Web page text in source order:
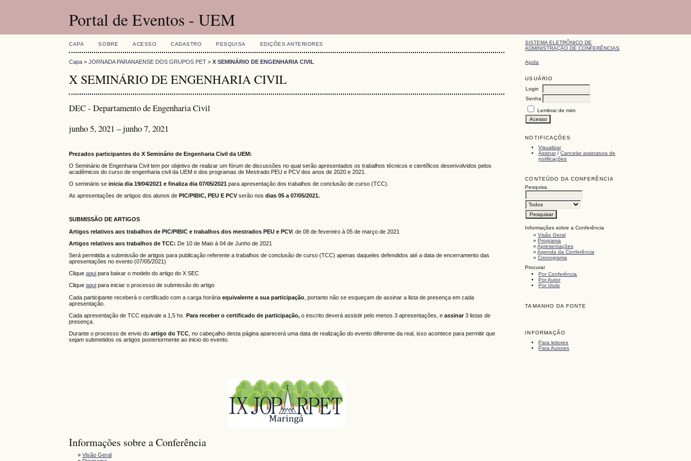
Portal de Eventos - UEM
SISTEMA ELETRÔNICO DE
ADMINISTRAÇÃO DE CONFERÊNCIAS
Ajuda
USUÁRIO
Login
Senha
Lembrar de mim
NOTIFICAÇÕES
Visualizar
Assinar/Cancelar assinatura de
notificações
CONTEÚDO DA CONFERÊNCIA
Pesquisa
Informações sobre a Conferência
»Visão Geral
»Programa
»Apresentações
»Agenda da Conferência
»Cronograma
Procurar
Por Conferência
Por Autor
Por título
TAMANHO DA FONTE
INFORMAÇÃO
Para leitores
Para Autores
CAPA SOBRE ACESSO CADASTRO PESQUISA EDIÇÕES ANTERIORES
Capa >JORNADA PARANAENSE DOS GRUPOS PET >X SEMINÁRIO DE ENGENHARIA CIVIL
X SEMINÁRIO DE ENGENHARIA CIVIL
DEC - Departamento de Engenharia Civil
junho 5, 2021 – junho 7, 2021
Prezados participantes do X Seminário de Engenharia Civil da UEM:
O Seminário de Engenharia Civil tem por objetivo de realizar um fórum de discussões no qual serão apresentados os trabalhos técnicos e científicos desenvolvidos pelos
acadêmicos do curso de engenharia civil da UEM e dos programas de Mestrado PEU e PCV dos anos de 2020 e 2021.
O seminário se inicia dia 19/04/2021 e finaliza dia 07/05/2021para apresentação dos trabalhos de conclusão de curso (TCC).
As apresentações de artigos dos alunos dePIC/PIBIC, PEU E PCVserão nosdias 05 a 07/05/2021.
SUBMISSÃO DE ARTIGOS
Artigos relativos aos trabalhos de PIC/PIBIC e trabalhos dos mestrados PEU e PCV:de 08 de fevereiro à 05 de março de 2021
Artigos relativos aos trabalhos de TCC: De 10 de Maio à 04 de Junho de 2021
Será permitida a submissão de artigos para publicação referente a trabalhos de conclusão de curso (TCC) apenas daqueles defendidos até a data de encerramento das
apresentações no evento (07/05/2021)
Cliqueaqui para baixar o modelo do artigo do X SEC
Cliqueaqui para iniciar o processo de submissão do artigo
Cada participante receberá o certificado com a carga horáriaequivalente a sua participação , portanto não se esqueçam de assinar a lista de presença em cada
apresentação.
Cada apresentação de TCC equivale a 1,5 hs.Para receber o certificado de participação, o inscrito deverá assistir pelo menos 3 apresentações, eassinar3 listas de
presença.
Durante o processo de envio doartigo do TCC , no cabeçalho desta página aparecerá uma data de realização do evento diferente da real, isso acontece para permitir que
sejam submetidos os artigos posteriormente ao inicio do evento.
Informações sobre a Conferência
»Visão Geral